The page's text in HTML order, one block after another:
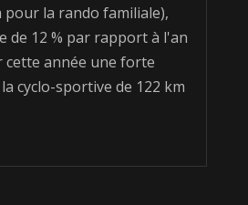
pour la rando familiale),
de 12 % par rapport à l'an
cette année une forte
cyclo-sportive de 122 km